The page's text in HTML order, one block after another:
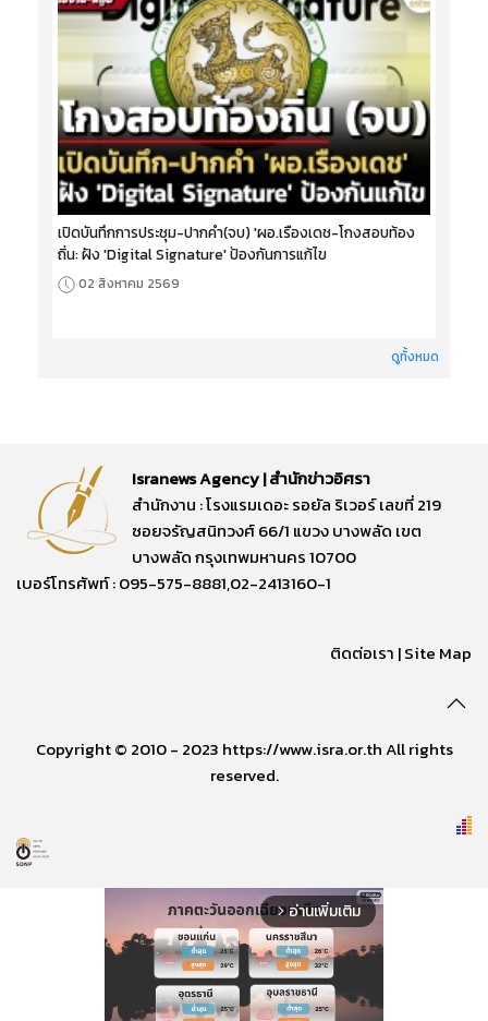
เปิดบันทึกการประชุม-ปากคำ(จบ) 'ผอ.เรืองเดช-โกงสอบท้อง
ถิ่น: ฝัง 'Digital Signature' ป้องกันการแก้ไข
02 สิงหาคม 2569
ดูทั้งหมด
Isranews Agency | สำนักข่าวอิศรา
สำนักงาน : โรงแรมเดอะ รอยัล ริเวอร์ เลขที่ 219
ซอยจรัญสนิทวงศ์ 66/1 แขวง บางพลัด เขต
บางพลัด กรุงเทพมหานคร 10700
เบอร์โทรศัพท์ : 095-575-8881,02-2413160-1
ติดต่อเรา |Site Map
Copyright © 2010 - 2023 https://www.isra.or.th All rights
reserved.
arrow_forward_ios อ่านเพิ่มเติม